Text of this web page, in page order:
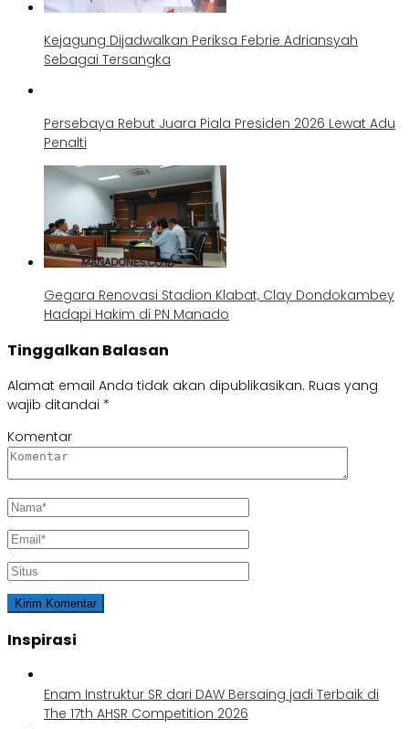
Kejagung Dijadwalkan Periksa Febrie Adriansyah
Sebagai Tersangka
Persebaya Rebut Juara Piala Presiden 2026 Lewat Adu
Penalti
Gegara Renovasi Stadion Klabat, Clay Dondokambey
Hadapi Hakim di PN Manado
Tinggalkan Balasan
Alamat email Anda tidak akan dipublikasikan. Ruas yang
wajib ditandai *
Komentar
Inspirasi
Enam Instruktur SR dari DAW Bersaing jadi Terbaik di
The 17th AHSR Competition 2026